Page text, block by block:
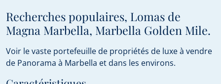
Recherches populaires, Lomas de
Magna Marbella, Marbella Golden Mile.
Voir le vaste portefeuille de propriétés de luxe à vendre
de Panorama à Marbella et dans les environs.